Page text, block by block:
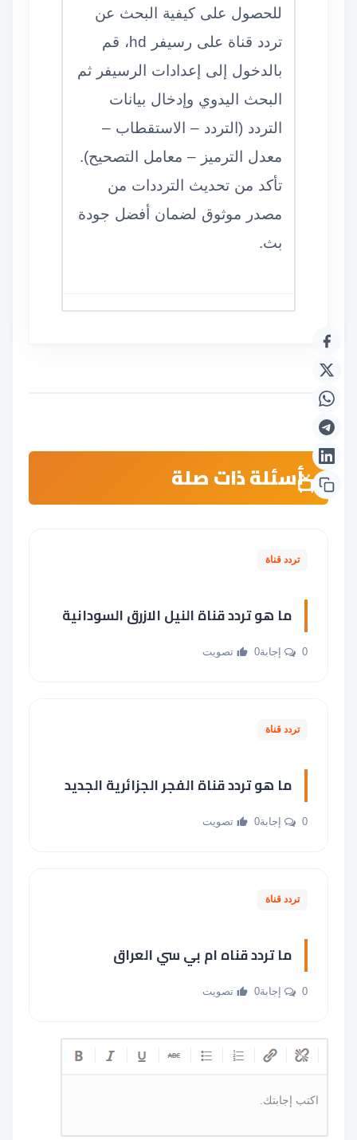
للحصول على كيفية البحث عن
تردد قناة على رسيفر hd، قم
بالدخول إلى إعدادات الرسيفر ثم
البحث اليدوي وإدخال بيانات
التردد (التردد – الاستقطاب –
معدل الترميز – معامل التصحيح).
تأكد من تحديث الترددات من
مصدر موثوق لضمان أفضل جودة
بث.
أسئلة ذات صلة
تردد قناة
ما هو تردد قناة النيل الازرق السودانية
0 إجابة 0 تصويت
تردد قناة
ما هو تردد قناة الفجر الجزائرية الجديد
0 إجابة 0 تصويت
تردد قناة
ما تردد قناه ام بي سي العراق
0 إجابة 0 تصويت
اكتب إجابتك.